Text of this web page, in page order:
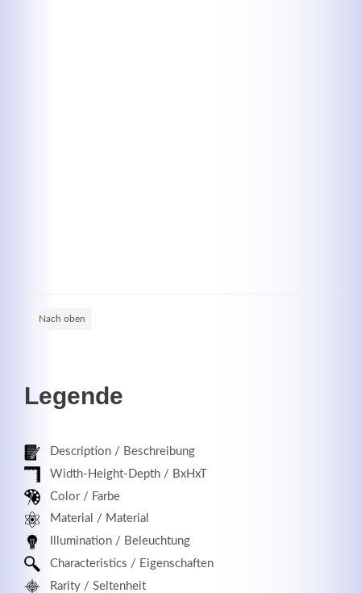
Nach oben
Legende
Description / Beschreibung
Width-Height-Depth / BxHxT
Color / Farbe
Material / Material
Illumination / Beleuchtung
Characteristics / Eigenschaften
Rarity / Seltenheit